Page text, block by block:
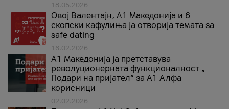
18.05.2026
Овој Валентајн, A1 Македонија и 6
скопски кафулиња ја отворија темата за
safe dating
16.02.2026
А1 Македонија ја претставува
револуционерната функционалност „
Подари на пријател“ за А1 Алфа
корисници
02.02.2026